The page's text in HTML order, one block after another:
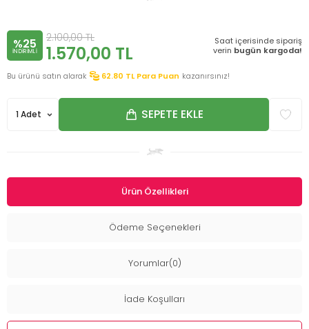
%25
INDIRIMLI
2.100,00TL
1.570,00 TL
Saat içerisinde sipariş
verin bugün kargoda!
Bu ürünü satın alarak 62.80 TL Para Puan kazanırsınız!
SEPETE EKLE
Ürün Özellikleri
Ödeme Seçenekleri
Yorumlar(0)
İade Koşulları